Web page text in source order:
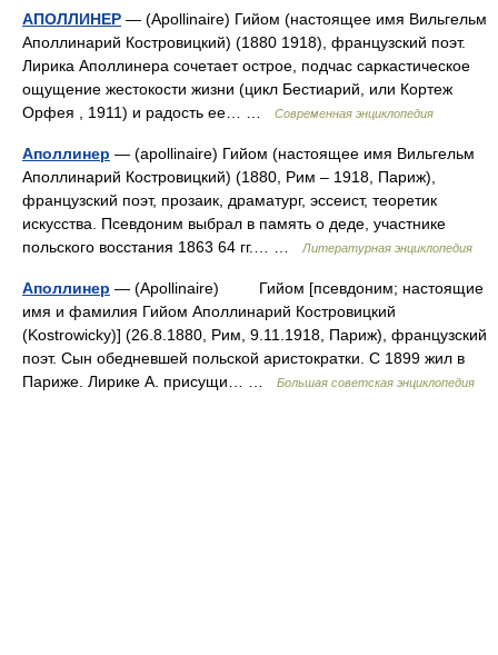
АПОЛЛИНЕР — (Apollinaire) Гийом (настоящее имя Вильгельм
Аполлинарий Костровицкий) (1880 1918), французский поэт.
Лирика Аполлинера сочетает острое, подчас саркастическое
ощущение жестокости жизни (цикл Бестиарий, или Кортеж
Орфея , 1911) и радость ее… …
Современная энциклопедия
Аполлинер — (apollinaire) Гийом (настоящее имя Вильгельм
Аполлинарий Костровицкий) (1880, Рим – 1918, Париж),
французский поэт, прозаик, драматург, эссеист, теоретик
искусства. Псевдоним выбрал в память о деде, участнике
польского восстания 1863 64 гг.… …
Литературная энциклопедия
Аполлинер — (Apollinaire) Гийом [псевдоним; настоящие
имя и фамилия Гийом Аполлинарий Костровицкий
(Kostrowicky)] (26.8.1880, Рим, 9.11.1918, Париж), французский
поэт. Сын обедневшей польской аристократки. С 1899 жил в
Париже. Лирике А. присущи… …
Большая советская энциклопедия